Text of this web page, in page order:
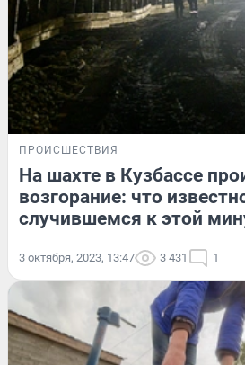
ПРОИСШЕСТВИЯ
На шахте в Кузбассе
возгорание: что
случившемся к этой
3 октября, 2023, 13:47 3 431 1